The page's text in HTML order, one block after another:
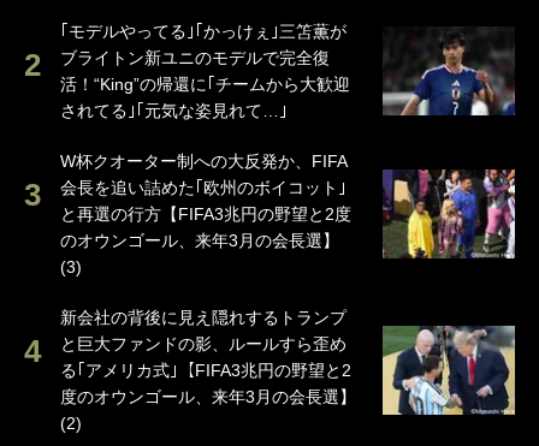
｢モデルやってる｣｢かっけぇ｣三笘薫が
ブライトン新ユニのモデルで完全復
活！“King”の帰還に｢チームから大歓迎
されてる｣｢元気な姿見れて…｣
W杯クオーター制への大反発か、FIFA
会長を追い詰めた｢欧州のボイコット｣
と再選の行方【FIFA3兆円の野望と2度
のオウンゴール、来年3月の会長選】
(3)
新会社の背後に見え隠れするトランプ
と巨大ファンドの影、ルールすら歪め
る｢アメリカ式｣【FIFA3兆円の野望と2
度のオウンゴール、来年3月の会長選】
(2)